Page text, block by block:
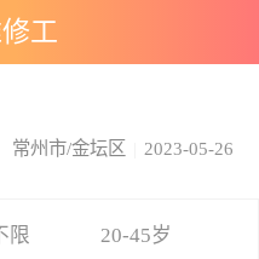
工
2023-05-26
常州市/金坛区
限 20-45岁